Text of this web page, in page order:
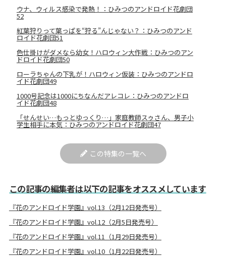
ウナ、ウィルス感染で発熱！：ひみつのアンドロイド花劇団
52
紅葉狩りって葉っぱを“狩る”んじゃない？：ひみつのアンド
ロイド花劇団51
色仕掛けがダメなら幼女！ハロウィン大作戦：ひみつのアン
ドロイド花劇団50
ローラちゃんの下乳が！ハロウィン仮装：ひみつのアンドロ
イド花劇団49
1000号記念は1000にちなんだアレコレ：ひみつのアンドロ
イド花劇団48
「せんせい…もっとゆっくり…」家庭教師スゥさん、男子小
学生相手に本気：ひみつのアンドロイド花劇団47
この特集の一覧へ
この記事の編集者は以下の記事をオススメしています
『花のアンドロイド学園』vol.13（2月12日発売号）
『花のアンドロイド学園』vol.12（2月5日発売号）
『花のアンドロイド学園』vol.11（1月29日発売号）
『花のアンドロイド学園』vol.10（1月22日発売号）